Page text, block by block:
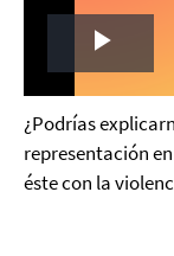
Play
¿Podrías
representación
éste con la